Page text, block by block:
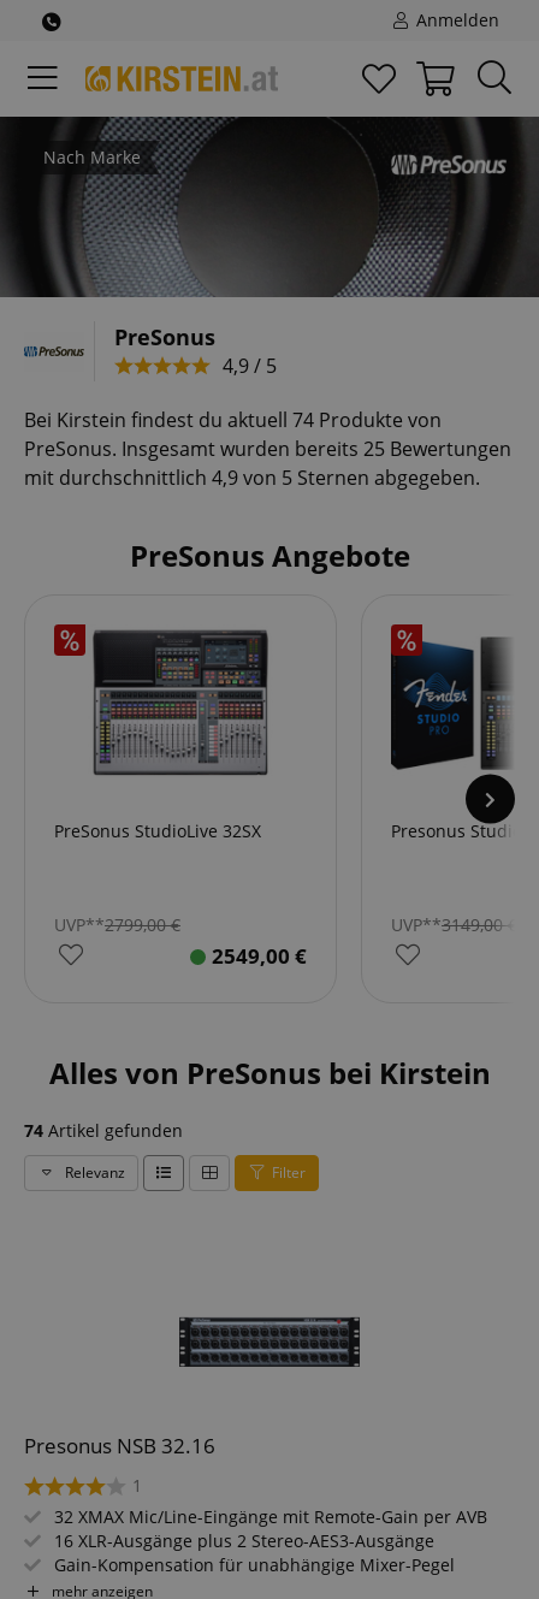
Anmelden
Nach Marke
PreSonus
4,9 / 5
Bei Kirstein findest du aktuell 74 Produkte von
PreSonus. Insgesamt wurden bereits 25 Bewertungen
mit durchschnittlich 4,9 von 5 Sternen abgegeben.
PreSonus Angebote
PreSonus StudioLive 32SX
UVP**2799,00€
2549,00 €
Presonus
UVP**3149,00
Alles von PreSonus bei Kirstein
74 Artikel gefunden
Relevanz Filter
Presonus NSB 32.16
1
32 XMAX Mic/Line-Eingänge mit Remote-Gain per AVB
16 XLR-Ausgänge plus 2 Stereo-AES3-Ausgänge
Gain-Kompensation für unabhängige Mixer-Pegel
Integrierter 2-Port AVB-Switch mit Locking-Ports
mehr anzeigen